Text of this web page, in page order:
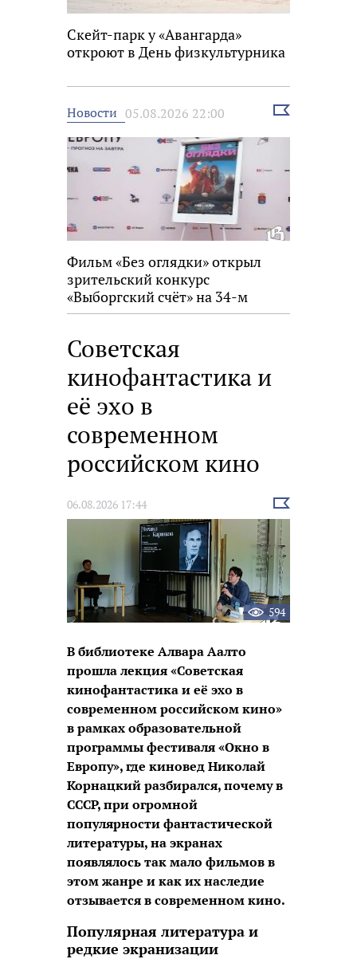
Скейт-парк у «Авангарда»
откроют в День физкультурника
Новости 05.08.2026 22:00
Выбрать
Фильм «Без оглядки» открыл
зрительский конкурс
«Выборгский счёт» на 34-м
фестивале «Окно в Европу»
Советская
кинофантастика и
её эхо в
современном
российском кино
06.08.2026 17:44
Выбрать
новость
594
В библиотеке Алвара Аалто
прошла лекция «Советская
кинофантастика и её эхо в
современном российском кино»
в рамках образовательной
программы фестиваля «Окно в
Европу», где киновед Николай
Корнацкий разбирался, почему в
СССР, при огромной
популярности фантастической
литературы, на экранах
появлялось так мало фильмов в
этом жанре и как их наследие
отзывается в современном кино.
Популярная литература и
редкие экранизации